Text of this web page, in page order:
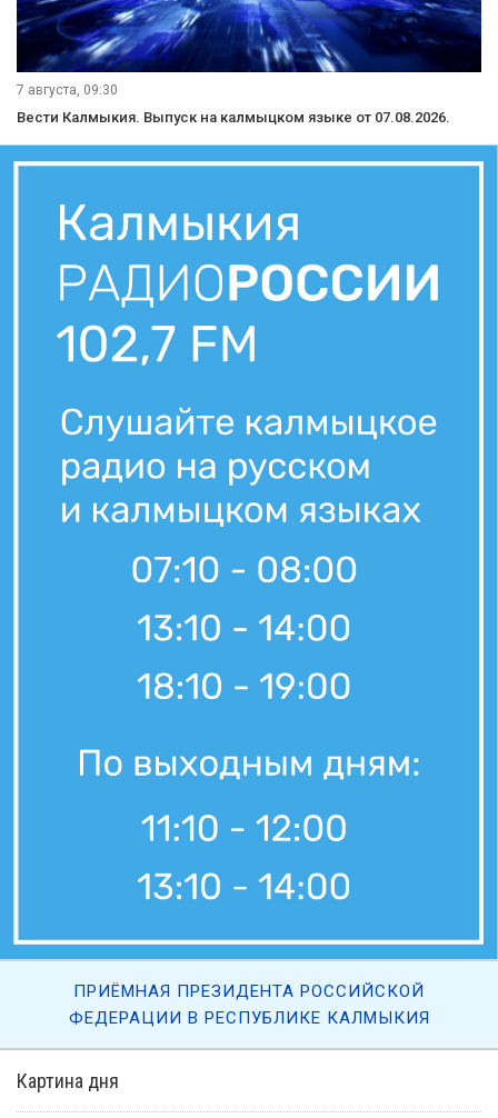
Картина дня
7 августа, 09:30
Вести Калмыкия. Выпуск на калмыцком языке от 07.08.2026.
ПРИЁМНАЯ ПРЕЗИДЕНТА РОССИЙСКОЙ
ФЕДЕРАЦИИ В РЕСПУБЛИКЕ КАЛМЫКИЯ